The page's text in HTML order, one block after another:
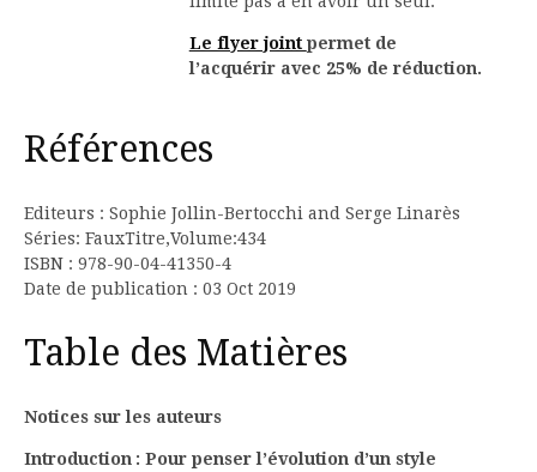
Le flyer joint permet de
l’acquérir avec 25% de réduction.
Références
Editeurs : Sophie Jollin-Bertocchi and Serge Linarès
Séries: FauxTitre,Volume:434
ISBN : 978-90-04-41350-4
Date de publication : 03 Oct 2019
Table des Matières
Notices sur les auteurs
Introduction : Pour penser l’évolution d’un style